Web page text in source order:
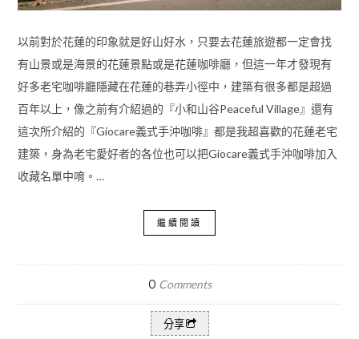
以前對於花蓮的印象就是好山好水，只要去花蓮旅遊都一定會找
有山景或是海景的花蓮景點或是花蓮咖啡廳，但這一年才發現有
好多老宅咖啡廳隱藏在花蓮的巷弄小徑中，建築有很多都是超過
百年以上，像之前有介紹過的『小和山谷Peaceful Village』還有
這次所介紹的『Giocare義式手沖咖啡』都是我超喜歡的花蓮老宅
建築，身為老宅愛好者的各位也可以把Giocare義式手沖咖啡加入
收藏名單中唷。…
繼續閱讀
0 Comments
分享